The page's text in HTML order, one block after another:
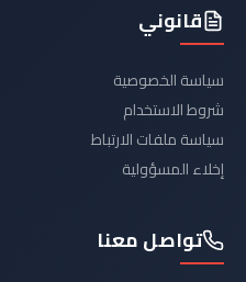
قانوني
سياسة الخصوصية
شروط الاستخدام
سياسة ملفات الارتباط
إخلاء المسؤولية
تواصل معنا